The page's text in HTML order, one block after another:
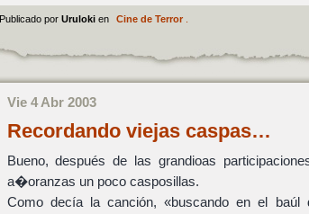
Publicado por Uruloki en Cine de Terror.
Vie 4 Abr 2003
Recordando viejas caspas…
Bueno, después de las grandioas
a�oranzas un poco casposillas.
Como decía la canción, «buscando en el